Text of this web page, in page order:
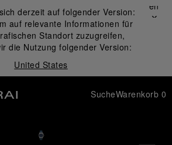
derzeit auf folgender Version:
auf relevante Informationen für
Standort zuzugreifen,
die Nutzung folgender Version:
United States
Schließen
✕
SucheWarenkorb 0